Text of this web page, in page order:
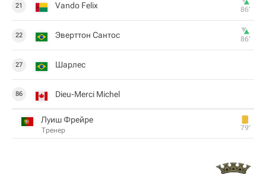
21 Vando Felix 86‎’‎
22 Эверттон Сантос 86‎’‎
27 Шарлес
86 Dieu-Merci Michel
Луиш Фрейре
Тренер 79‎’‎